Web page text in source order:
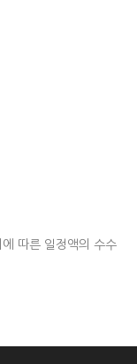
따른 일정액의 수수